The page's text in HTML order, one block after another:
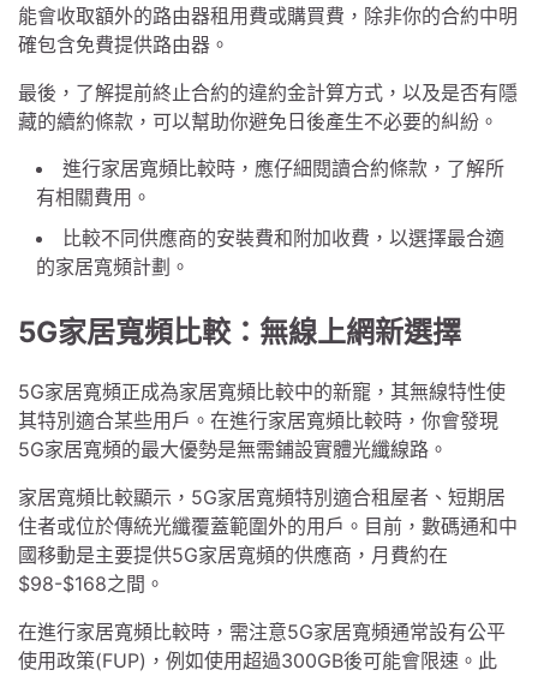
能會收取額外的路由器租用費或購買費，除非你的合約中明
確包含免費提供路由器。
最後，了解提前終止合約的違約金計算方式，以及是否有隱
藏的續約條款，可以幫助你避免日後產生不必要的糾紛。
進行家居寬頻比較時，應仔細閱讀合約條款，了解所
有相關費用。
比較不同供應商的安裝費和附加收費，以選擇最合適
的家居寬頻計劃。
5G家居寬頻比較：無線上網新選擇
5G家居寬頻正成為家居寬頻比較中的新寵，其無線特性使
其特別適合某些用戶。在進行家居寬頻比較時，你會發現
5G家居寬頻的最大優勢是無需鋪設實體光纖線路。
家居寬頻比較顯示，5G家居寬頻特別適合租屋者、短期居
住者或位於傳統光纖覆蓋範圍外的用戶。目前，數碼通和中
國移動是主要提供5G家居寬頻的供應商，月費約在
$98-$168之間。
在進行家居寬頻比較時，需注意5G家居寬頻通常設有公平
使用政策(FUP)，例如使用超過300GB後可能會限速。此